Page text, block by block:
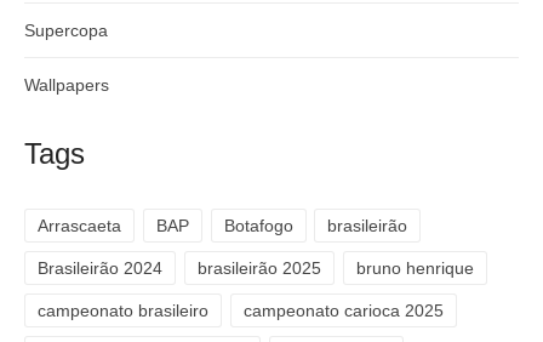
Supercopa
Wallpapers
Tags
Arrascaeta BAP Botafogo brasileirão
Brasileirão 2024 brasileirão 2025 bruno henrique
campeonato brasileiro campeonato carioca 2025